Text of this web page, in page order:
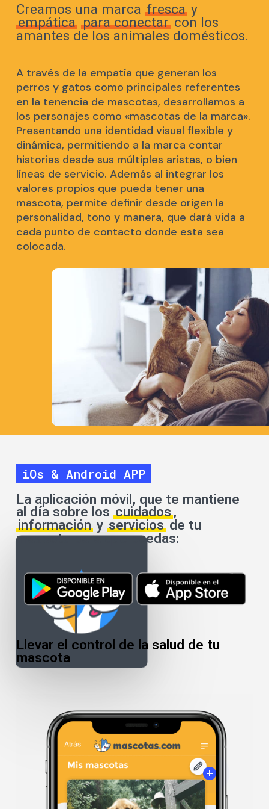
Creamos una marca frescay
empática para conectarcon los
amantes de los animales domésticos.
A través de la empatía que generan los
perros y gatos como principales referentes
en la tenencia de mascotas, desarrollamos a
los personajes como «mascotas de la marca».
Presentando una identidad visual flexible y
dinámica, permitiendo a la marca contar
historias desde sus múltiples aristas, o bien
líneas de servicio. Además al integrar los
valores propios que pueda tener una
mascota, permite definir desde origen la
personalidad, tono y manera, que dará vida a
cada punto de contacto donde esta sea
colocada.
iOs & Android APP
La aplicación móvil, que te mantiene
al día sobre loscuidados,
información yservicios de tu
mascota para que puedas:
Llevar el control de la salud de tu
mascota